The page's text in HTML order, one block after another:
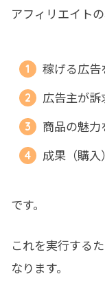
アフィリエイトの
稼げる広告
広告主が訴
商品の魅力
成果（購入
です。
これを実行する
なります。